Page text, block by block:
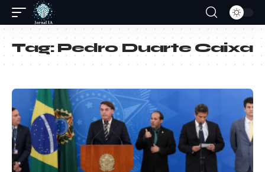
Tag:Pedro Duarte Caixa